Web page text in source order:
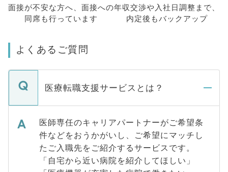
面接が不安な方へ、 面接への
同席も行っています
年収交渉や入社日調整まで、
内定後もバックアップ
よくあるご質問
医療転職支援サービスとは？
医師専任のキャリアパートナーがご希望条
件などをおうかがいし、ご希望にマッチし
たご入職先をご紹介するサービスです。
「自宅から近い病院を紹介してほしい」